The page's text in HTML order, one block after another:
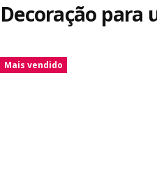
Decoração para
Saltar listagem
Mais vendido